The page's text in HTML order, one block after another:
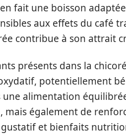
fait une boisson
aux effets du café
contribue à son attrait
présents dans la
potentiellement
alimentation
mais également de
et bienfaits